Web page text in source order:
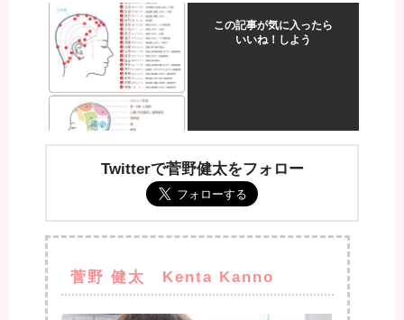
この記事が気に入ったら
いいね！しよう
Twitterで菅野健太をフォロー
菅野 健太 Kenta Kanno